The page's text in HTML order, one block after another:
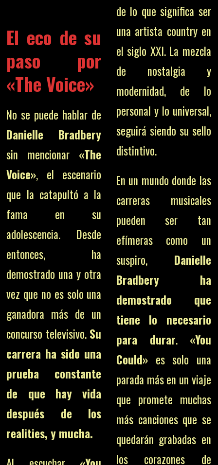
El eco de su
paso por
«The Voice»
No se puede hablar de
Danielle Bradbery
sin mencionar «The
Voice», el escenario
que la catapultó a la
fama en su
adolescencia. Desde
entonces, ha
demostrado una y otra
vez que no es solo una
ganadora más de un
concurso televisivo. Su
carrera ha sido una
prueba constante
de que hay vida
después de los
realities, y mucha.
de lo que significa ser
una artista country en
el siglo XXI. La mezcla
de nostalgia y
modernidad, de lo
personal y lo universal,
seguirá siendo su sello
distintivo.
En un mundo donde las
carreras musicales
pueden ser tan
efímeras como un
suspiro, Danielle
Bradbery ha
demostrado que
tiene lo necesario
para durar. «You
Could»es solo una
parada más en un viaje
que promete muchas
más canciones que se
quedarán grabadas en
los corazones de